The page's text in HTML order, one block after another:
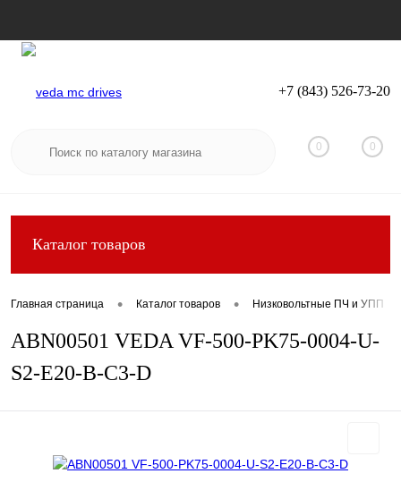
Вход Регистрация
+7 (843) 526-73-20
0 0
Каталог товаров
Главная страница • Каталог товаров • Низковольтные ПЧ и УПП
ABN00501 VEDA VF-500-PK75-0004-U-
S2-E20-B-C3-D